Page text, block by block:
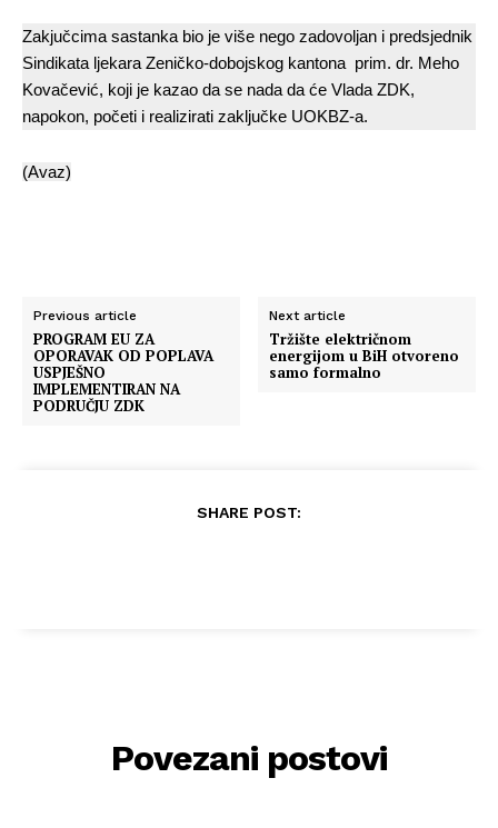
Zakjučcima sastanka bio je više nego zadovoljan i predsjednik
Sindikata ljekara Zeničko-dobojskog kantona prim. dr. Meho
Kovačević, koji je kazao da se nada da će Vlada ZDK,
napokon, početi i realizirati zaključke UOKBZ-a.
(Avaz)
Previous article
PROGRAM EU ZA
OPORAVAK OD POPLAVA
USPJEŠNO
IMPLEMENTIRAN NA
PODRUČJU ZDK
Next article
Tržište električnom
energijom u BiH otvoreno
samo formalno
SHARE POST:
Povezani postovi